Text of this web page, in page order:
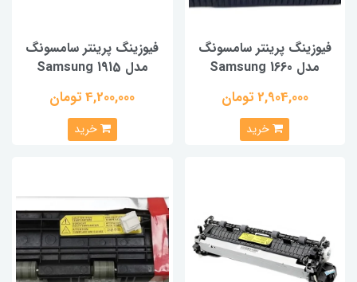
فیوزینگ پرینتر سامسونگ
مدل Samsung 1660
2,904,000 تومان
خرید
فیوزینگ پرینتر سامسونگ
مدل Samsung 1915
4,200,000 تومان
خرید